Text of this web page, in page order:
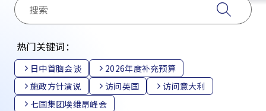
热门关键词：
日中首脑会谈
2026年度补充预算
施政方针演说
访问英国
访问意大利
七国集团埃维昂峰会